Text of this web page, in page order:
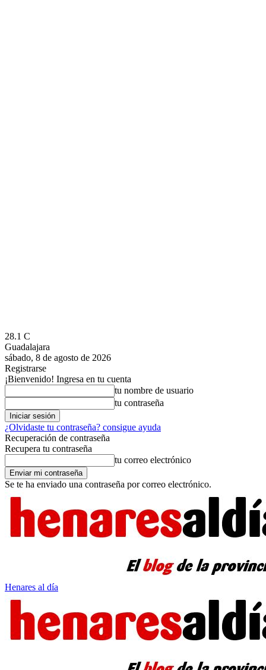
28.1 C
Guadalajara
sábado, 8 de agosto de 2026
Registrarse
¡Bienvenido! Ingresa en tu cuenta
tu nombre de usuario
tu contraseña
¿Olvidaste tu contraseña? consigue ayuda
Recuperación de contraseña
Recupera tu contraseña
tu correo electrónico
Se te ha enviado una contraseña por correo electrónico.
Henares al día